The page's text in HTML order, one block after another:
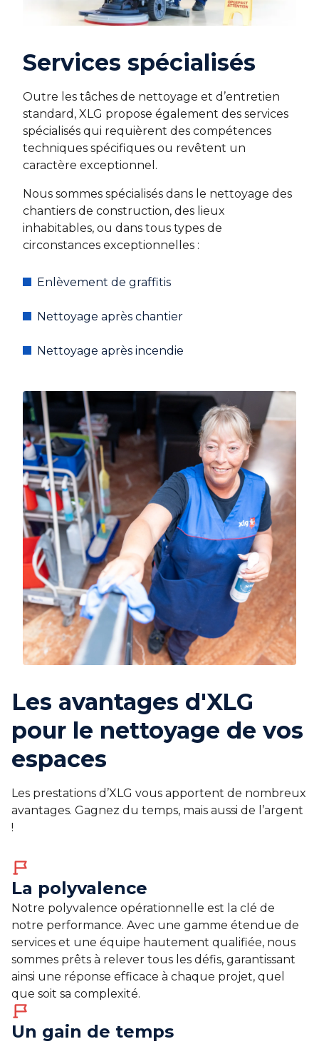
Services spécialisés
Outre les tâches de nettoyage et d’entretien
standard, XLG propose également des services
spécialisés qui requièrent des compétences
techniques spécifiques ou revêtent un
caractère exceptionnel.
Nous sommes spécialisés dans le nettoyage des
chantiers de construction, des lieux
inhabitables, ou dans tous types de
circonstances exceptionnelles :
Enlèvement de graffitis
Nettoyage après chantier
Nettoyage après incendie
Les avantages d'XLG
pour le nettoyage de vos
espaces
Les prestations d’XLG vous apportent de nombreux
avantages. Gagnez du temps, mais aussi de l’argent
!
La polyvalence
Notre polyvalence opérationnelle est la clé de
notre performance. Avec une gamme étendue de
services et une équipe hautement qualifiée, nous
sommes prêts à relever tous les défis, garantissant
ainsi une réponse efficace à chaque projet, quel
que soit sa complexité.
Un gain de temps